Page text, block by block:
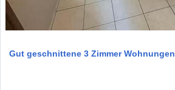
Gut geschnittene 3 Zimmer Wohnungen